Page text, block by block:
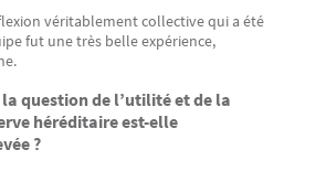
véritablement collective qui a été
fut une très belle expérience,
question de l’utilité et de la
héréditaire est-elle
?